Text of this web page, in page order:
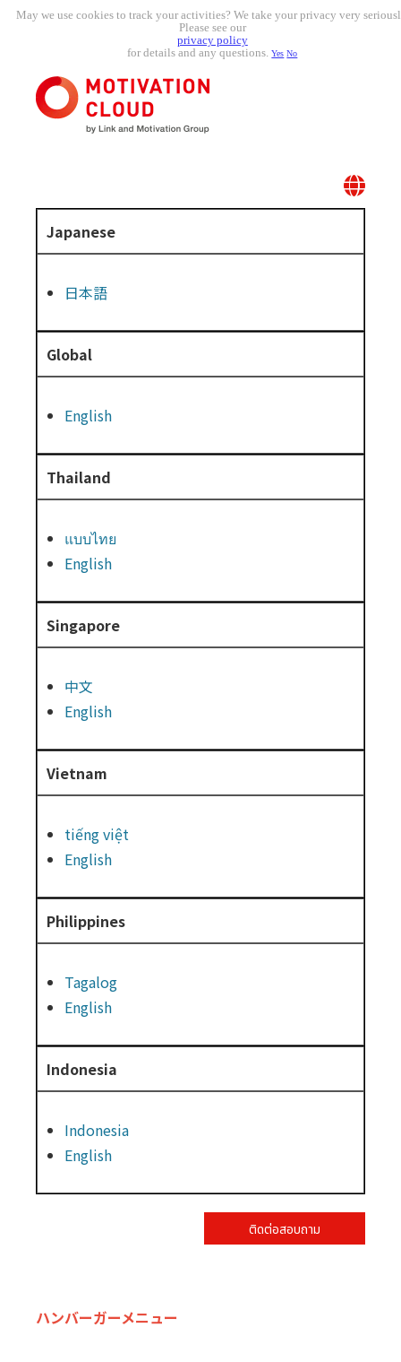
Japanese
日本語
Global
English
Thailand
แบบไทย
English
Singapore
中文
English
Vietnam
tiếng việt
English
Philippines
Tagalog
English
Indonesia
Indonesia
English
ติดต่อสอบถาม
ハンバーガーメニュー
May we use cookies to track your activities? We take your privacy very
Please see our
privacy policy
for details and any questions.Yes No